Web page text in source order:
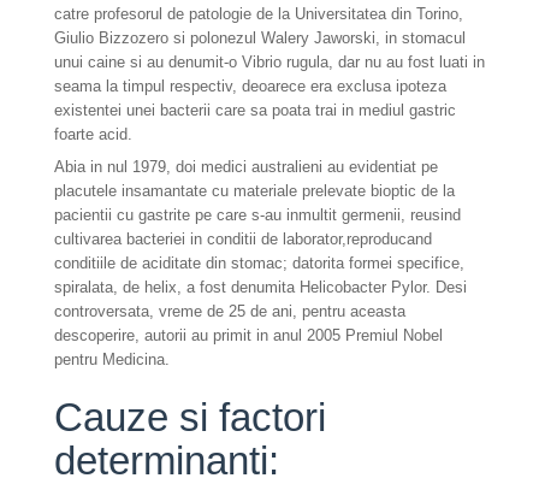
catre profesorul de patologie de la Universitatea din Torino,
Giulio Bizzozero si polonezul Walery Jaworski, in stomacul
unui caine si au denumit-o Vibrio rugula, dar nu au fost luati in
seama la timpul respectiv, deoarece era exclusa ipoteza
existentei unei bacterii care sa poata trai in mediul gastric
foarte acid.
Abia in nul 1979, doi medici australieni au evidentiat pe
placutele insamantate cu materiale prelevate bioptic de la
pacientii cu gastrite pe care s-au inmultit germenii, reusind
cultivarea bacteriei in conditii de laborator,reproducand
conditiile de aciditate din stomac; datorita formei specifice,
spiralata, de helix, a fost denumita Helicobacter Pylor. Desi
controversata, vreme de 25 de ani, pentru aceasta
descoperire, autorii au primit in anul 2005 Premiul Nobel
pentru Medicina.
Cauze si factori
determinanti: